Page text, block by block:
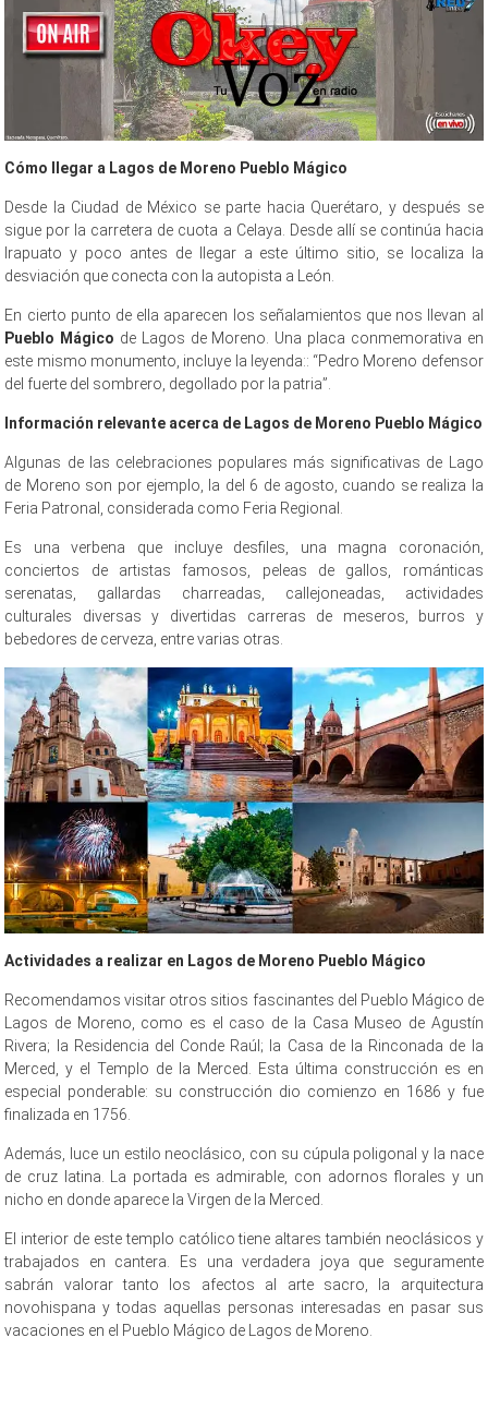
Cómo llegar a Lagos de Moreno Pueblo Mágico
Desde la Ciudad de México se parte hacia Querétaro, y después se
sigue por la carretera de cuota a Celaya. Desde allí se continúa hacia
Irapuato y poco antes de llegar a este último sitio, se localiza la
desviación que conecta con la autopista a León.
En cierto punto de ella aparecen los señalamientos que nos llevan al
Pueblo Mágico de Lagos de Moreno. Una placa conmemorativa en
este mismo monumento, incluye la leyenda:: “Pedro Moreno defensor
del fuerte del sombrero, degollado por la patria”.
Información relevante acerca de Lagos de Moreno Pueblo Mágico
Algunas de las celebraciones populares más significativas de Lago
de Moreno son por ejemplo, la del 6 de agosto, cuando se realiza la
Feria Patronal, considerada como Feria Regional.
Es una verbena que incluye desfiles, una magna coronación,
conciertos de artistas famosos, peleas de gallos, románticas
serenatas, gallardas charreadas, callejoneadas, actividades
culturales diversas y divertidas carreras de meseros, burros y
bebedores de cerveza, entre varias otras.
Actividades a realizar en Lagos de Moreno Pueblo Mágico
Recomendamos visitar otros sitios fascinantes del Pueblo Mágico de
Lagos de Moreno, como es el caso de la Casa Museo de Agustín
Rivera; la Residencia del Conde Raúl; la Casa de la Rinconada de la
Merced, y el Templo de la Merced. Esta última construcción es en
especial ponderable: su construcción dio comienzo en 1686 y fue
finalizada en 1756.
Además, luce un estilo neoclásico, con su cúpula poligonal y la nace
de cruz latina. La portada es admirable, con adornos florales y un
nicho en donde aparece la Virgen de la Merced.
El interior de este templo católico tiene altares también neoclásicos y
trabajados en cantera. Es una verdadera joya que seguramente
sabrán valorar tanto los afectos al arte sacro, la arquitectura
novohispana y todas aquellas personas interesadas en pasar sus
vacaciones en el Pueblo Mágico de Lagos de Moreno.